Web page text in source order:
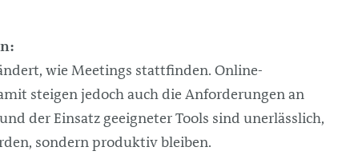
wie Meetings stattfinden. Online-
steigen jedoch auch die Anforderungen an
der Einsatz geeigneter Tools sind unerlässlich,
sondern produktiv bleiben.